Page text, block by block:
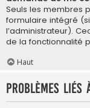
Seuls les membres
formulaire intégré
l’administrateur).
de la fonctionnalité
Haut
Problèmes liés